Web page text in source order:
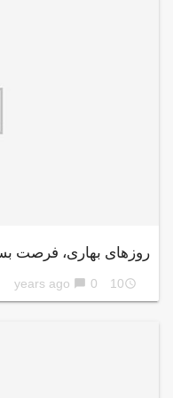
روزهای بهاری، فرصت
access_time
10 years ago
chat_bubble 0